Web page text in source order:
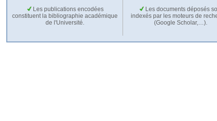
Les publications encodées
constituent la bibliographie académique
de l'Université.
Les documents déposés
indexés par les moteurs de
(Google Scholar,…).